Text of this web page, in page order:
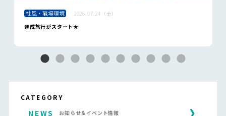
CATEGORY
NEWS お知らせ＆イベント情報
社風・職場環境
2026.07.24（金）
達成旅行がスタート★